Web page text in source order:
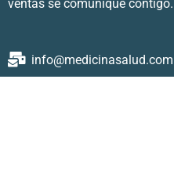
ventas se comunique contigo.